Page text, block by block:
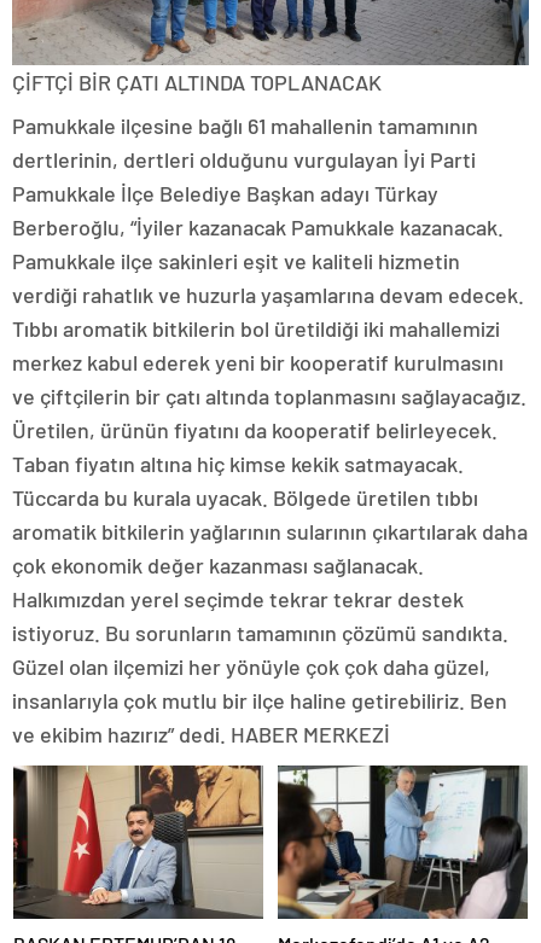
ÇİFTÇİ BİR ÇATI ALTINDA TOPLANACAK
Pamukkale ilçesine bağlı 61 mahallenin tamamının
dertlerinin, dertleri olduğunu vurgulayan İyi Parti
Pamukkale İlçe Belediye Başkan adayı Türkay
Berberoğlu, “İyiler kazanacak Pamukkale kazanacak.
Pamukkale ilçe sakinleri eşit ve kaliteli hizmetin
verdiği rahatlık ve huzurla yaşamlarına devam edecek.
Tıbbı aromatik bitkilerin bol üretildiği iki mahallemizi
merkez kabul ederek yeni bir kooperatif kurulmasını
ve çiftçilerin bir çatı altında toplanmasını sağlayacağız.
Üretilen, ürünün fiyatını da kooperatif belirleyecek.
Taban fiyatın altına hiç kimse kekik satmayacak.
Tüccarda bu kurala uyacak. Bölgede üretilen tıbbı
aromatik bitkilerin yağlarının sularının çıkartılarak daha
çok ekonomik değer kazanması sağlanacak.
Halkımızdan yerel seçimde tekrar tekrar destek
istiyoruz. Bu sorunların tamamının çözümü sandıkta.
Güzel olan ilçemizi her yönüyle çok çok daha güzel,
insanlarıyla çok mutlu bir ilçe haline getirebiliriz. Ben
ve ekibim hazırız” dedi. HABER MERKEZİ